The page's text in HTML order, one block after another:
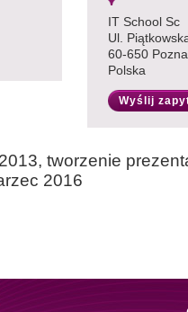
IT School Sc
Ul.
60-650
Polska
Wyślij
tworzenie
2016